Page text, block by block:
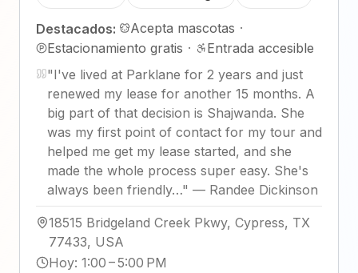
Destacados: Acepta mascotas ·
Estacionamiento gratis ·
Entrada accesible
"I've lived at Parklane for 2 years and just
renewed my lease for another 15 months. A
big part of that decision is Shajwanda. She
was my first point of contact for my tour and
helped me get my lease started, and she
made the whole process super easy. She's
always been friendly…" — Randee Dickinson
18515 Bridgeland Creek Pkwy, Cypress, TX
77433, USA
Hoy: 1:00 – 5:00 PM